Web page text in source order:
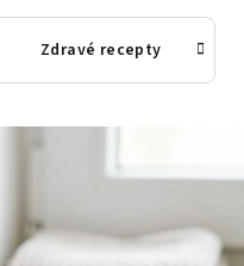
Zdravé recepty